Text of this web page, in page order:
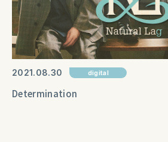
2021 08 30 digital
Determination